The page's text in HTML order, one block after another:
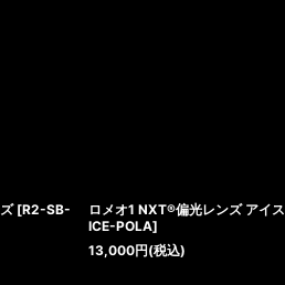
[R2-SB-
ロメオ1 NXT®偏光レンズ アイス
ICE-POLA]
13,000円(税込)